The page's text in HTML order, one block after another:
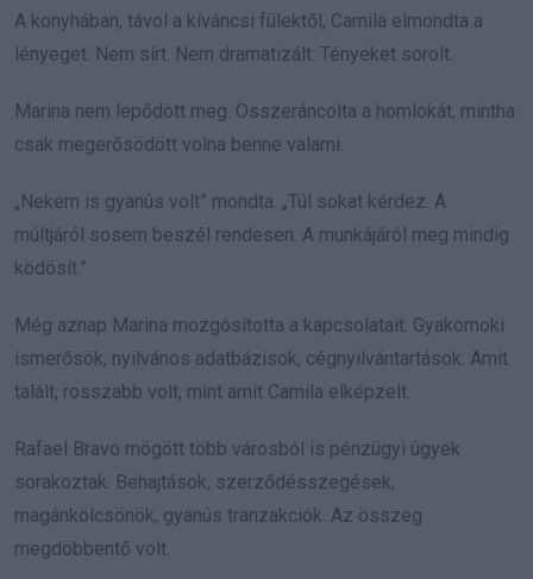
A konyhában, távol a kíváncsi fülektől, Camila elmondta a
lényeget. Nem sírt. Nem dramatizált. Tényeket sorolt.
Marina nem lepődött meg. Összeráncolta a homlokát, mintha
csak megerősödött volna benne valami.
„Nekem is gyanús volt” mondta. „Túl sokat kérdez. A
múltjáról sosem beszél rendesen. A munkájáról meg mindig
ködösít.”
Még aznap Marina mozgósította a kapcsolatait. Gyakornoki
ismerősök, nyilvános adatbázisok, cégnyilvántartások. Amit
talált, rosszabb volt, mint amit Camila elképzelt.
Rafael Bravo mögött több városból is pénzügyi ügyek
sorakoztak. Behajtások, szerződésszegések,
magánkölcsönök, gyanús tranzakciók. Az összeg
megdöbbentő volt.